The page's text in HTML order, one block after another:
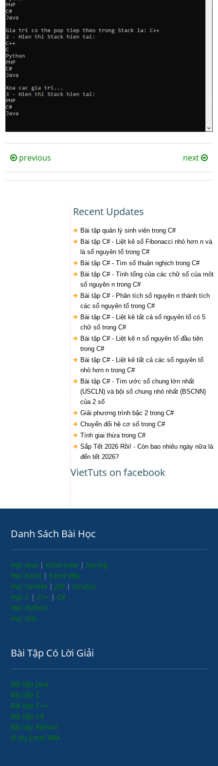
previous next
Recent Updates
Bài tập quản lý sinh viên trong C#
Bài tập C# - Liệt kê số Fibonacci nhỏ hơn n và
là số nguyên tố trong C#
Bài tập C# - Tìm số thuận nghịch trong C#
Bài tập C# - Tính tổng của các chữ số của môt
số nguyên n trong C#
Bài tập C# - Phân tích số nguyên n thành tích
các số nguyên tố trong C#
Bài tập C# - Liệt kê tất cả số nguyên tố có 5
chữ số trong C#
Bài tập C# - Liệt kê n số nguyên tố đầu tiên
trong C#
Bài tập C# - Liệt kê tất cả các số nguyên tố
nhỏ hơn n trong C#
Bài tập C# - Tìm ước số chung lớn nhất
(USCLN) và bội số chung nhỏ nhất (BSCNN)
của 2 số
Giải phương trình bậc 2 trong C#
Chuyển đổi hệ cơ số trong C#
Tính giai thừa trong C#
Sắp Tết 2026 Rồi! - Còn bao nhiêu ngày nữa là
đến tết 2026?
VietTuts on facebook
Danh Sách Bài Học
Học Java | Hibernate | Spring
Học Excel | Excel VBA
Học Servlet | JSP | Struts2
Học C | C++ | C#
Học Python
Học SQL
Bài Tập Có Lời Giải
Bài tập Java
Bài tập C
Bài tập C++
Bài tập C#
Bài tập Python
Ví dụ Excel VBA